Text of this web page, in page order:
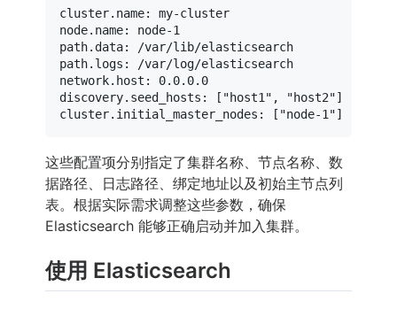
cluster.name:
my-cluster
node.name:
node-1
path.data:
/var/lib/elasticsearch
path.logs:
/var/log/elasticsearch
network.host:
0.0.0.0
discovery.seed_hosts:
[ "host1" , "host2"
cluster.initial_master_nodes:
[ "node-1"
这些配置项分别指定了集群名称、节点名称、数
据路径、日志路径、绑定地址以及初始主节点列
表。根据实际需求调整这些参数，确保
Elasticsearch 能够正确启动并加入集群。
使用 Elasticsearch